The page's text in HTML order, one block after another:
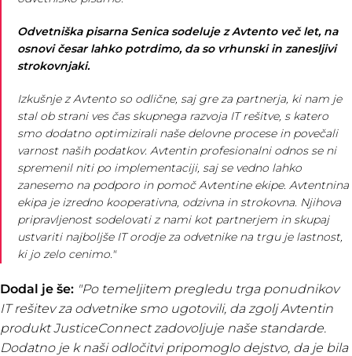
Odvetniška pisarna Senica sodeluje z Avtento več let, na
osnovi česar lahko potrdimo, da so vrhunski in zanesljivi
strokovnjaki.
Izkušnje z Avtento so odlične, saj gre za partnerja, ki nam je
stal ob strani ves čas skupnega razvoja IT rešitve, s katero
smo dodatno optimizirali naše delovne procese in povečali
varnost naših podatkov. Avtentin profesionalni odnos se ni
spremenil niti po implementaciji, saj se vedno lahko
zanesemo na podporo in pomoč Avtentine ekipe. Avtentnina
ekipa je izredno kooperativna, odzivna in strokovna. Njihova
pripravljenost sodelovati z nami kot partnerjem in skupaj
ustvariti najboljše IT orodje za odvetnike na trgu je lastnost,
ki jo zelo cenimo."
Dodal je še: "Po temeljitem pregledu trga ponudnikov
IT rešitev za odvetnike smo ugotovili, da zgolj Avtentin
produkt JusticeConnect zadovoljuje naše standarde.
Dodatno je k naši odločitvi pripomoglo dejstvo, da je bila